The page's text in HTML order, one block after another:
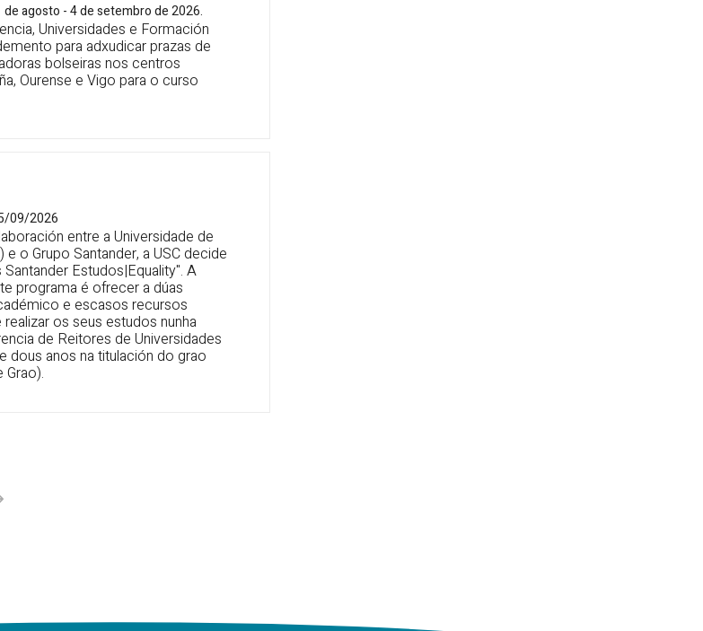
agosto - 4 de setembro de 2026.
Universidades e Formación
para adxudicar prazas de
bolseiras nos centros
Ourense e Vigo para o curso
09/2026
entre a Universidade de
o Grupo Santander, a USC decide
Estudos|Equality". A
programa é ofrecer a dúas
e escasos recursos
os seus estudos nunha
de Reitores de Universidades
dous anos na titulación do grao
Grao).